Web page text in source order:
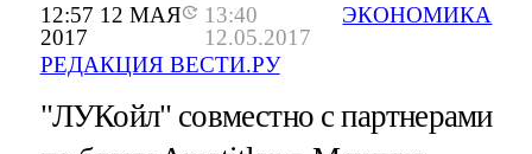
12:57 12 МАЯ
2017
13:40
12.05.2017
РЕДАКЦИЯ ВЕСТИ.РУ
ЭКОНОМИКА
"ЛУКойл" совместно с партнерами